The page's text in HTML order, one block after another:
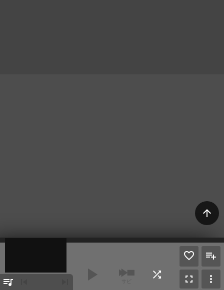
arrow_upward
queue_music play_arrow サビ
shuffle fullscreen more_vert